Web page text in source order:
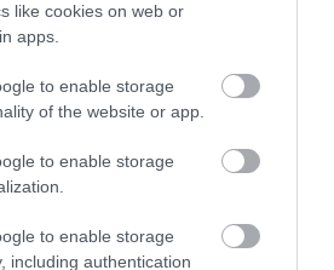
like cookies on web or
apps.
to enable storage
of the website or app.
to enable storage
to enable storage
including authentication
balneare din lume.
mai multe spa-uri, cel mai
un spa de lux care
O atracție de neratat
de Bad Wildbad.
de metri deasupra solului și are
de metri, culminând cu un
Coborârea se poate face și